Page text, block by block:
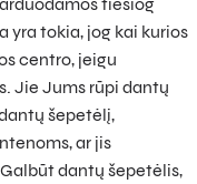
yra tokia, jog kai kurios
centro, jeigu
Jie Jums rūpi dantų
šepetėlį,
ar jis
dantų šepetėlis,